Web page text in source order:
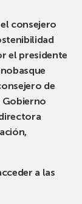
consejero
el presidente
de
Gobierno
a las